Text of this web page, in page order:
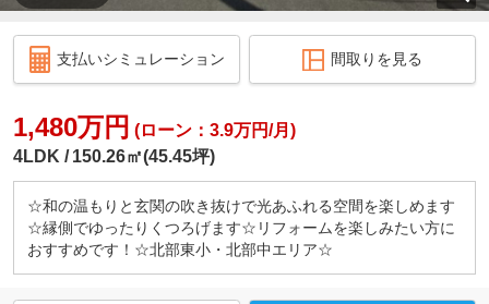
支払いシミュレーション 間取りを見る
1,480万円 (ローン：3.9万円/月)
4LDK
150.26㎡(45.45坪)
☆和の温もりと玄関の吹き抜けで光あふれる空間を楽しめます
☆縁側でゆったりくつろげます☆リフォームを楽しみたい方に
おすすめです！☆北部東小・北部中エリア☆